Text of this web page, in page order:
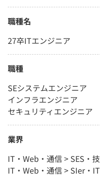
職種名
27卒ITエンジニア
職種
SEシステムエンジニア
インフラエンジニア
セキュリティエンジニア
業界
IT・Web・通信 > SES・
IT・Web・通信 > SIer・